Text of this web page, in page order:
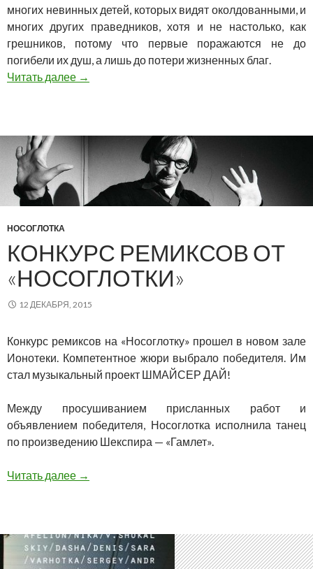
многих невинных детей, которых видят околдованными, и
многих других праведников, хотя и не настолько, как
грешников, потому что первые поражаются не до
погибели их душ, а лишь до потери жизненных благ.
Читать далее Любовь к овощам? | БКЗ «Ионотека» |
→
НОСОГЛОТКА
КОНКУРС РЕМИКСОВ ОТ
«НОСОГЛОТКИ»
12 ДЕКАБРЯ, 2015
Конкурс ремиксов на «Носоглотку» прошел в новом зале
Ионотеки. Компетентное жюри выбрало победителя. Им
стал музыкальный проект ШМАЙСЕР ДАЙ!
Между просушиванием присланных работ и
объявлением победителя, Носоглотка исполнила танец
по произведению Шекспира — «Гамлет».
Читать далее Конкурс ремиксов от «Носоглотки»
→